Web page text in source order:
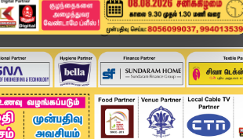
சென்னையில் போக்குவர...